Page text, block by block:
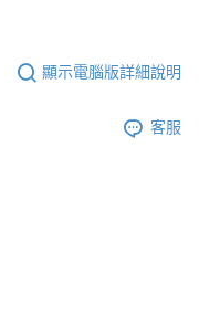
顯示電腦版詳細說明
客服